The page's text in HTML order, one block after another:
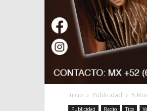
Inicio Publicidad 5
Publicidad Radio Tips